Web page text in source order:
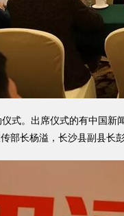
。出席仪式的有中国新
部长杨溢，长沙县副县长彭